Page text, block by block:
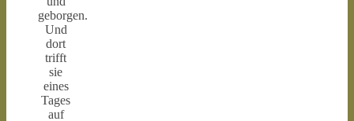
geborgen.
Und
dort
trifft
sie
eines
Tages
auf